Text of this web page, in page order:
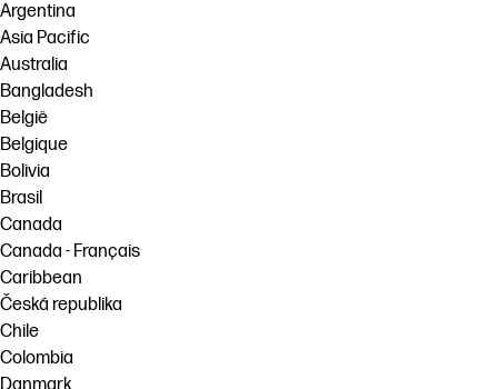
Argentina
Asia Pacific
Australia
Bangladesh
België
Belgique
Bolivia
Brasil
Canada
Canada - Français
Caribbean
Česká republika
Chile
Colombia